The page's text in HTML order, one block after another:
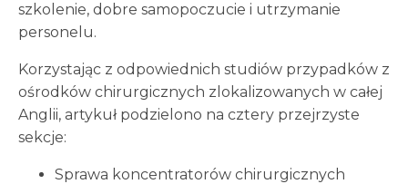
szkolenie, dobre samopoczucie i utrzymanie
personelu.
Korzystając z odpowiednich studiów przypadków z
ośrodków chirurgicznych zlokalizowanych w całej
Anglii, artykuł podzielono na cztery przejrzyste
sekcje:
Sprawa koncentratorów chirurgicznych